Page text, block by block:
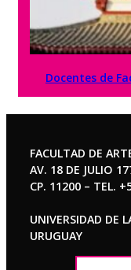
Docentes de
FACULTAD DE
AV. 18 DE JULIO
CP. 11200 – TEL.
UNIVERSIDAD DE
URUGUAY